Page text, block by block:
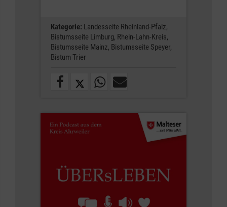
Kategorie: Landesseite Rheinland-Pfalz,
Bistumsseite Limburg, Rhein-Lahn-Kreis,
Bistumsseite Mainz, Bistumsseite Speyer,
Bistum Trier